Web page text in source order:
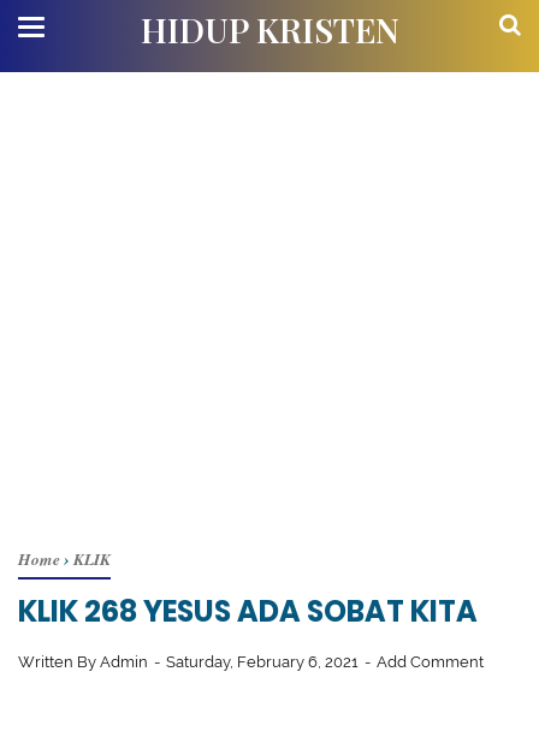
HIDUP KRISTEN
Home› KLIK
KLIK 268 YESUS ADA SOBAT KITA
Written By Admin Saturday, February 6, 2021 Add Comment